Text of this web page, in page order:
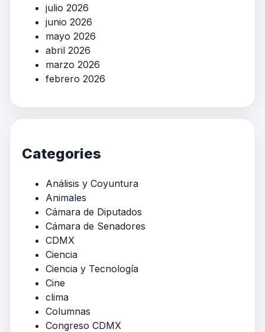
julio 2026
junio 2026
mayo 2026
abril 2026
marzo 2026
febrero 2026
Categories
Análisis y Coyuntura
Animales
Cámara de Diputados
Cámara de Senadores
CDMX
Ciencia
Ciencia y Tecnología
Cine
clima
Columnas
Congreso CDMX